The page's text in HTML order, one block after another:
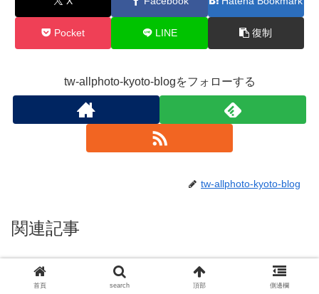
Pocket LINE 復制
tw-allphoto-kyoto-blogをフォローする
tw-allphoto-kyoto-blog
関連記事
關於日本
🌿 京都苔蘚庭園與寺廟聖地與服
之旅：終極苔寺體驗
首頁 search 頂部 側邊欄